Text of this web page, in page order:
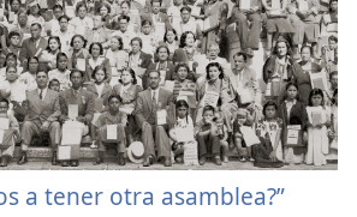
a tener otra asamblea?”